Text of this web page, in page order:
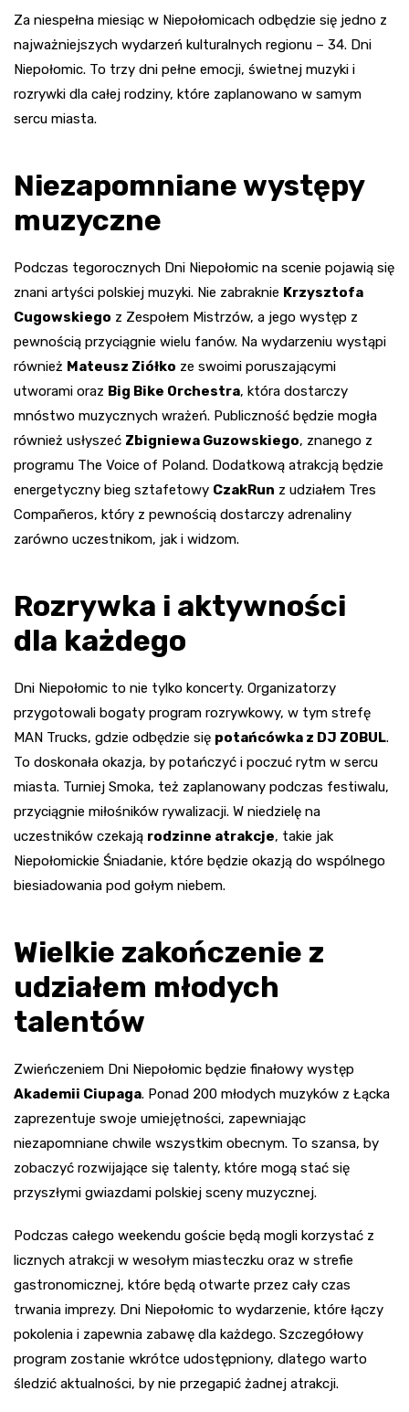
Za niespełna miesiąc w Niepołomicach odbędzie się jedno z
najważniejszych wydarzeń kulturalnych regionu – 34. Dni
Niepołomic. To trzy dni pełne emocji, świetnej muzyki i
rozrywki dla całej rodziny, które zaplanowano w samym
sercu miasta.
Niezapomniane występy
muzyczne
Podczas tegorocznych Dni Niepołomic na scenie pojawią się
znani artyści polskiej muzyki. Nie zabraknie Krzysztofa
Cugowskiego z Zespołem Mistrzów, a jego występ z
pewnością przyciągnie wielu fanów. Na wydarzeniu wystąpi
również Mateusz Ziółko ze swoimi poruszającymi
utworami oraz Big Bike Orchestra, która dostarczy
mnóstwo muzycznych wrażeń. Publiczność będzie mogła
również usłyszeć Zbigniewa Guzowskiego, znanego z
programu The Voice of Poland. Dodatkową atrakcją będzie
energetyczny bieg sztafetowy CzakRun z udziałem Tres
Compañeros, który z pewnością dostarczy adrenaliny
zarówno uczestnikom, jak i widzom.
Rozrywka i aktywności
dla każdego
Dni Niepołomic to nie tylko koncerty. Organizatorzy
przygotowali bogaty program rozrywkowy, w tym strefę
MAN Trucks, gdzie odbędzie się potańcówka z DJ ZOBUL.
To doskonała okazja, by potańczyć i poczuć rytm w sercu
miasta. Turniej Smoka, też zaplanowany podczas festiwalu,
przyciągnie miłośników rywalizacji. W niedzielę na
uczestników czekają rodzinne atrakcje, takie jak
Niepołomickie Śniadanie, które będzie okazją do wspólnego
biesiadowania pod gołym niebem.
Wielkie zakończenie z
udziałem młodych
talentów
Zwieńczeniem Dni Niepołomic będzie finałowy występ
Akademii Ciupaga. Ponad 200 młodych muzyków z Łącka
zaprezentuje swoje umiejętności, zapewniając
niezapomniane chwile wszystkim obecnym. To szansa, by
zobaczyć rozwijające się talenty, które mogą stać się
przyszłymi gwiazdami polskiej sceny muzycznej.
Podczas całego weekendu goście będą mogli korzystać z
licznych atrakcji w wesołym miasteczku oraz w strefie
gastronomicznej, które będą otwarte przez cały czas
trwania imprezy. Dni Niepołomic to wydarzenie, które łączy
pokolenia i zapewnia zabawę dla każdego. Szczegółowy
program zostanie wkrótce udostępniony, dlatego warto
śledzić aktualności, by nie przegapić żadnej atrakcji.